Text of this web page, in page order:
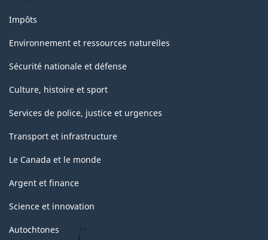
Impôts
Environnement et ressources naturelles
Sécurité nationale et défense
Culture, histoire et sport
Services de police, justice et urgences
Transport et infrastructure
Le Canada et le monde
Argent et finance
Science et innovation
Autochtones